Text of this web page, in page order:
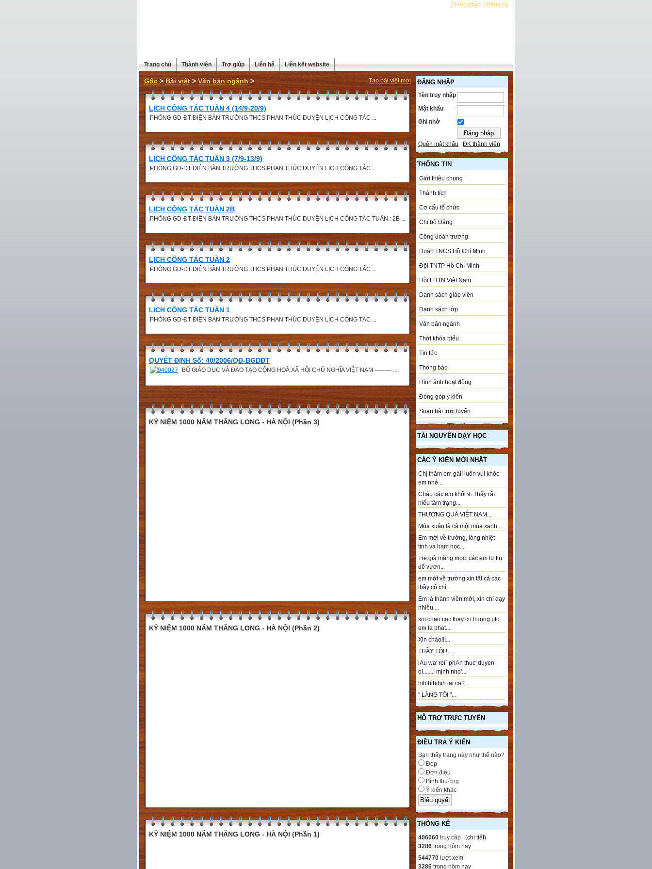
Đăng nhập / Đăng ký
Trang chủ Thành viên Trợ giúp Liên hệ Liên kết website
ĐĂNG NHẬP
Tên truy nhập
Mật khẩu
Ghi nhớ
Quên mật khẩu ĐK thành viên
THÔNG TIN
Giới thiệu chung
Thành tích
Cơ cấu tổ chức
Chi bộ Đảng
Công đoàn trường
Đoàn TNCS Hồ Chí Minh
Đội TNTP Hồ Chí Minh
Hội LHTN Việt Nam
Danh sách giáo viên
Danh sách lớp
Văn bản ngành
Thời khóa biểu
Tin tức
Thông báo
Hình ảnh hoạt động
Đóng góp ý kiến
Soạn bài trực tuyến
TÀI NGUYÊN DẠY HỌC
CÁC Ý KIẾN MỚI NHẤT
Chị thăm em gái! luôn vui khỏe
em nhé...
Chào các em khối 9. Thầy rất
hiểu tâm trạng...
THƯƠNG QUÁ VIỆT NAM...
Mùa xuân là cả một mùa xanh ...
Em mới về trường, lòng nhiệt
tình và ham học...
Tre già măng mọc. các em tự tin
để vươn...
em mới về trường,xin tất cả các
thầy cô chỉ...
Em là thành viên mới, xin chỉ dạy
nhiều ...
xin chao cac thay co truong ptd
em la phat...
Xin chào!!!...
THẦY TÔI !...
lAu wa' roi` phAn thuc' duyen
oi.......! mjnh nho'...
hihihihihih tat ca?...
" LÀNG TÔI "...
HỖ TRỢ TRỰC TUYẾN
ĐIỀU TRA Ý KIẾN
Bạn thấy trang này như thế nào?
Đẹp
Đơn điệu
Bình thường
Ý kiến khác
THỐNG KÊ
406060 truy cập (chi tiết)
3286 trong hôm nay
544770 lượt xem
3286 trong hôm nay
Gốc > Bài viết > Văn bản ngành > Tạo bài viết mới
LỊCH CÔNG TÁC TUẦN 4 (14/9-20/9)
PHÒNG GD-ĐT ĐIỆN BÀN TRƯỜNG THCS PHAN THÚC DUYỆN LỊCH CÔNG TÁC ...
LỊCH CÔNG TÁC TUẦN 3 (7/9-13/9)
PHÒNG GD-ĐT ĐIỆN BÀN TRƯỜNG THCS PHAN THÚC DUYỆN LỊCH CÔNG TÁC ...
LỊCH CÔNG TÁC TUẦN 2B
PHÒNG GD-ĐT ĐIỆN BÀN TRƯỜNG THCS PHAN THÚC DUYỆN LỊCH CÔNG TÁC TUẦN : 2B ...
LỊCH CÔNG TÁC TUẦN 2
PHÒNG GD-ĐT ĐIỆN BÀN TRƯỜNG THCS PHAN THÚC DUYỆN LỊCH CÔNG TÁC ...
LỊCH CÔNG TÁC TUẦN 1
PHÒNG GD-ĐT ĐIỆN BÀN TRƯỜNG THCS PHAN THÚC DUYỆN LỊCH CÔNG TÁC ...
QUYẾT ĐỊNH Số: 40/2006/QĐ-BGDĐT
BỘ GIÁO DỤC VÀ ĐÀO TẠO CỘNG HOÀ XÃ HỘI CHỦ NGHĨA VIỆT NAM ––––– ...
KỶ NIỆM 1000 NĂM THĂNG LONG - HÀ NỘI (Phần 3)
KỶ NIỆM 1000 NĂM THĂNG LONG - HÀ NỘI (Phần 2)
KỶ NIỆM 1000 NĂM THĂNG LONG - HÀ NỘI (Phần 1)